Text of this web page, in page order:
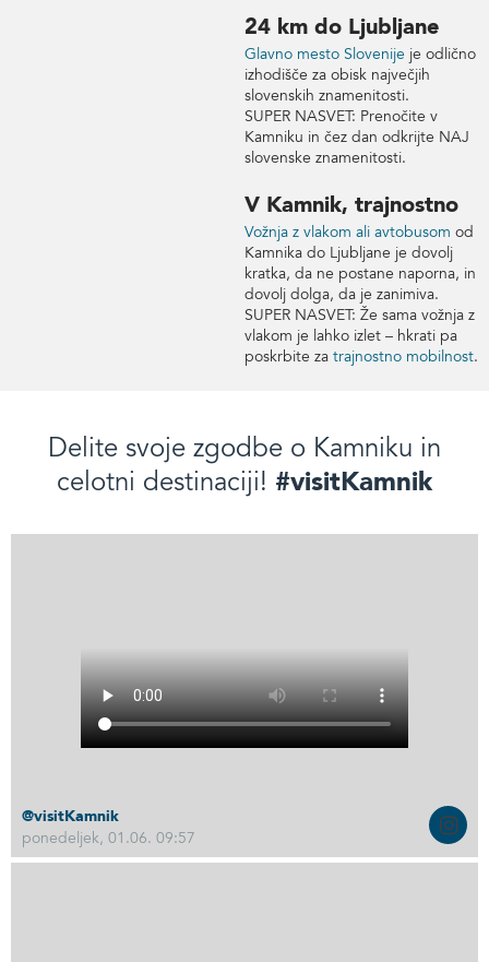
24 km do Ljubljane
Glavno mesto Slovenije je odlično
izhodišče za obisk največjih
slovenskih znamenitosti.
SUPER NASVET: Prenočite v
Kamniku in čez dan odkrijte NAJ
slovenske znamenitosti.
V Kamnik, trajnostno
Vožnja z vlakom ali avtobusom od
Kamnika do Ljubljane je dovolj
kratka, da ne postane naporna, in
dovolj dolga, da je zanimiva.
SUPER NASVET: Že sama vožnja z
vlakom je lahko izlet – hkrati pa
poskrbite za trajnostno mobilnost.
Delite svoje zgodbe o Kamniku in
celotni destinaciji! #visitKamnik
@visitKamnik
ponedeljek, 01.06. 09:57